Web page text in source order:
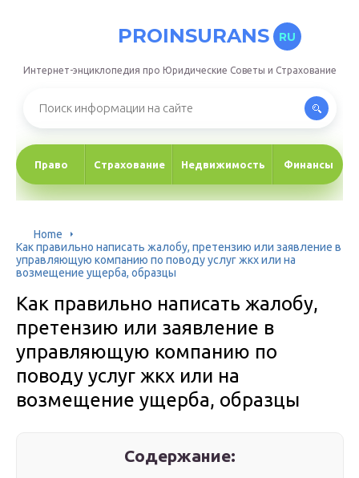
PROINSURANS RU
Интернет-энциклопедия про Юридические Советы и Страхование
Право Страхование Недвижимость Финансы
Home
Как правильно написать жалобу, претензию или заявление в
управляющую компанию по поводу услуг жкх или на
возмещение ущерба, образцы
Как правильно написать жалобу,
претензию или заявление в
управляющую компанию по
поводу услуг жкх или на
возмещение ущерба, образцы
Содержание: